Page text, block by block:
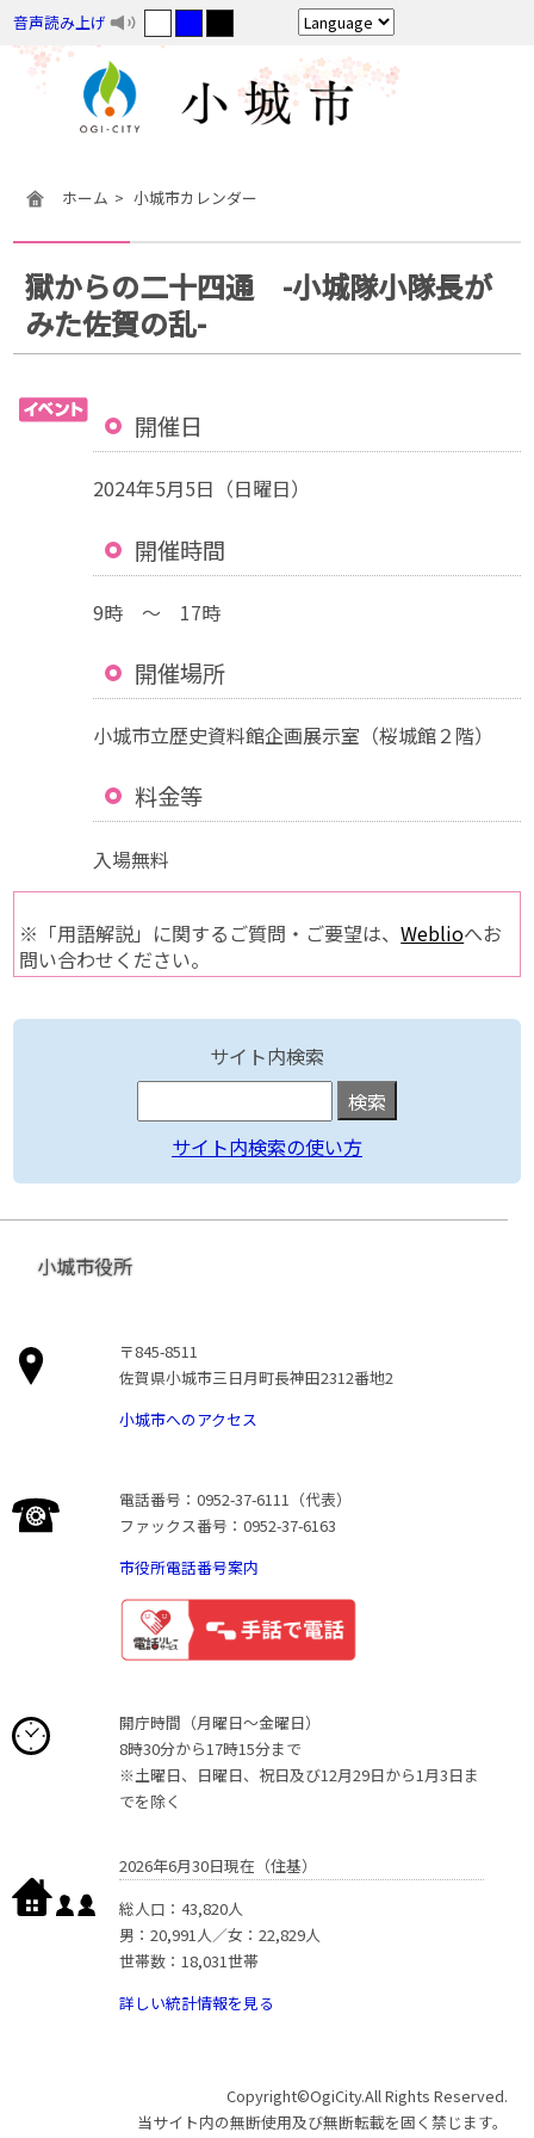
音声読み上げ
ホーム 小城市カレンダー
獄からの二十四通 -小城隊小隊長が
みた佐賀の乱-
開催日
2024年5月5日（日曜日）
開催時間
9時 ～ 17時
開催場所
小城市立歴史資料館企画展示室（桜城館２階）
料金等
入場無料
※「用語解説」に関するご質問・ご要望は、Weblioへお
問い合わせください。
サイト内検索
サイト内検索の使い方
小城市役所
〒845-8511
佐賀県小城市三日月町長神田2312番地2
小城市へのアクセス
電話番号：0952-37-6111（代表）
ファックス番号：0952-37-6163
市役所電話番号案内
開庁時間（月曜日〜金曜日）
8時30分から17時15分まで
※土曜日、日曜日、祝日及び12月29日から1月3日ま
でを除く
2026年6月30日現在（住基）
総人口：43,820人
男：20,991人／女：22,829人
世帯数：18,031世帯
詳しい統計情報を見る
Copyright©OgiCity.All Rights Reserved.
当サイト内の無断使用及び無断転載を固く禁じます。